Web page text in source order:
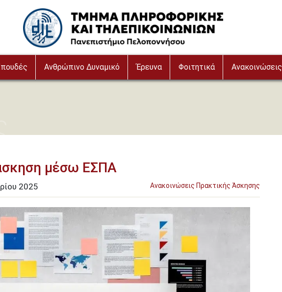
Image
Ανθρώπινο Δυναμικό Έρευνα Φοιτητικά Ανακοινώσεις
μέσω ΕΣΠΑ
Ανακοινώσεις Πρακτικής Άσκησης
2025